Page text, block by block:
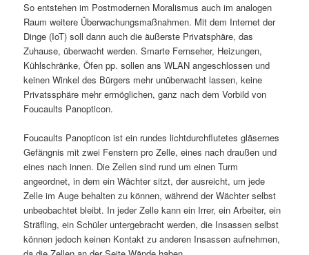
So entstehen im Postmodernen Moralismus auch im analogen
Raum weitere Überwachungsmaßnahmen. Mit dem Internet der
Dinge (IoT) soll dann auch die äußerste Privatsphäre, das
Zuhause, überwacht werden. Smarte Fernseher, Heizungen,
Kühlschränke, Öfen pp. sollen ans WLAN angeschlossen und
keinen Winkel des Bürgers mehr unüberwacht lassen, keine
Privatssphäre mehr ermöglichen, ganz nach dem Vorbild von
Foucaults Panopticon.
Foucaults Panopticon ist ein rundes lichtdurchflutetes gläsernes
Gefängnis mit zwei Fenstern pro Zelle, eines nach draußen und
eines nach innen. Die Zellen sind rund um einen Turm
angeordnet, in dem ein Wächter sitzt, der ausreicht, um jede
Zelle im Auge behalten zu können, während der Wächter selbst
unbeobachtet bleibt. In jeder Zelle kann ein Irrer, ein Arbeiter, ein
Sträfling, ein Schüler untergebracht werden, die Insassen selbst
können jedoch keinen Kontakt zu anderen Insassen aufnehmen,